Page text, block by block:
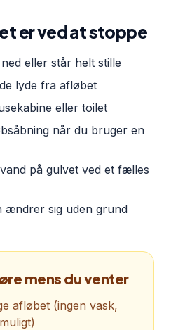
er ved at stoppe
eller står helt stille
lyde fra afløbet
eller toilet
når du bruger en
på gulvet ved et fælles
ændrer sig uden grund
mens du venter
afløbet (ingen vask,